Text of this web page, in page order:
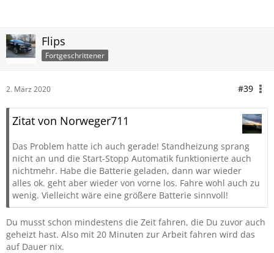
Flips
Fortgeschrittener
2. März 2020 #39
Zitat von Norweger711
Das Problem hatte ich auch gerade! Standheizung sprang
nicht an und die Start-Stopp Automatik funktionierte auch
nichtmehr. Habe die Batterie geladen, dann war wieder
alles ok. geht aber wieder von vorne los. Fahre wohl auch zu
wenig. Vielleicht wäre eine größere Batterie sinnvoll!
Du musst schon mindestens die Zeit fahren, die Du zuvor auch
geheizt hast. Also mit 20 Minuten zur Arbeit fahren wird das
auf Dauer nix.